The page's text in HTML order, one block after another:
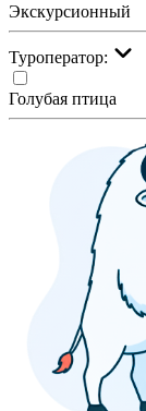
Экскурсионный
Туроператор:
Голубая птица